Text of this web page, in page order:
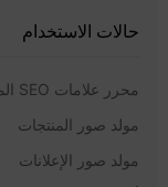
حالات الاستخدام
محرر علامات SEO المجاني
مولد صور المنتجات
مولد صور الإعلانات